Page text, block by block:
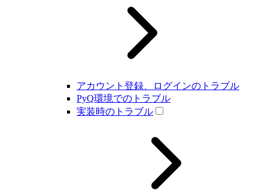
アカウント登録、ログインのトラブル
PyQ環境でのトラブル
実装時のトラブル